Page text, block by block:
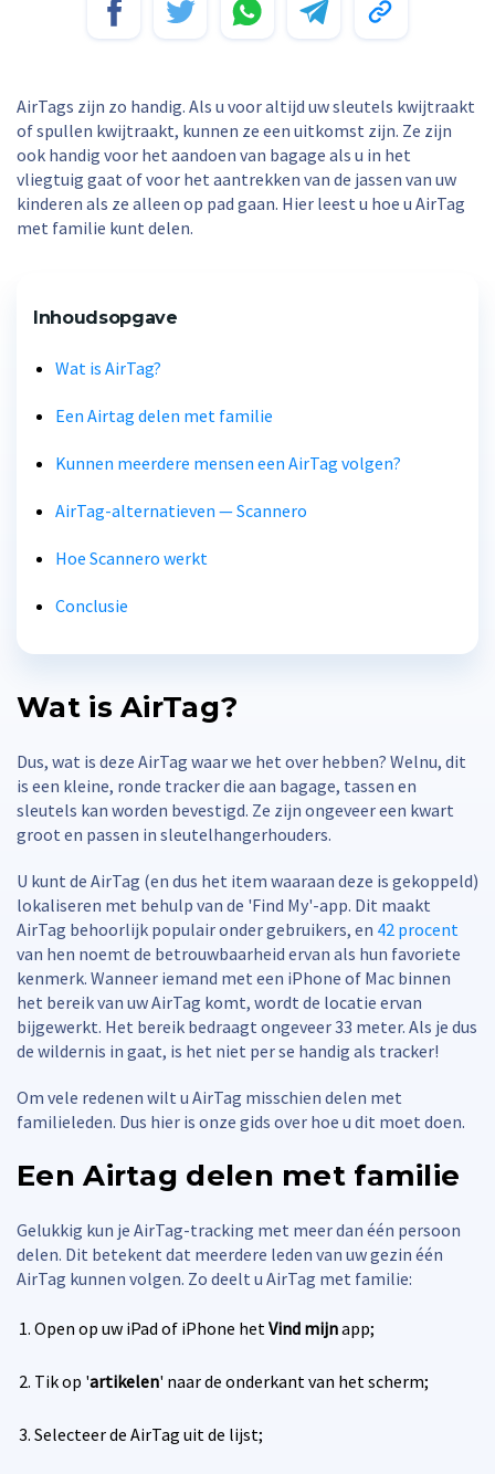
AirTags zijn zo handig. Als u voor altijd uw sleutels kwijtraakt
of spullen kwijtraakt, kunnen ze een uitkomst zijn. Ze zijn
ook handig voor het aandoen van bagage als u in het
vliegtuig gaat of voor het aantrekken van de jassen van uw
kinderen als ze alleen op pad gaan. Hier leest u hoe u AirTag
met familie kunt delen.
Inhoudsopgave
Wat is AirTag?
Een Airtag delen met familie
Kunnen meerdere mensen een AirTag volgen?
AirTag-alternatieven — Scannero
Hoe Scannero werkt
Conclusie
Wat is AirTag?
Dus, wat is deze AirTag waar we het over hebben? Welnu, dit
is een kleine, ronde tracker die aan bagage, tassen en
sleutels kan worden bevestigd. Ze zijn ongeveer een kwart
groot en passen in sleutelhangerhouders.
U kunt de AirTag (en dus het item waaraan deze is gekoppeld)
lokaliseren met behulp van de 'Find My'-app. Dit maakt
AirTag behoorlijk populair onder gebruikers, en 42 procent
van hen noemt de betrouwbaarheid ervan als hun favoriete
kenmerk. Wanneer iemand met een iPhone of Mac binnen
het bereik van uw AirTag komt, wordt de locatie ervan
bijgewerkt. Het bereik bedraagt ongeveer 33 meter. Als je dus
de wildernis in gaat, is het niet per se handig als tracker!
Om vele redenen wilt u AirTag misschien delen met
familieleden. Dus hier is onze gids over hoe u dit moet doen.
Een Airtag delen met familie
Gelukkig kun je AirTag-tracking met meer dan één persoon
delen. Dit betekent dat meerdere leden van uw gezin één
AirTag kunnen volgen. Zo deelt u AirTag met familie:
Open op uw iPad of iPhone het Vind mijnapp;
Tik op 'artikelen' naar de onderkant van het scherm;
Selecteer de AirTag uit de lijst;